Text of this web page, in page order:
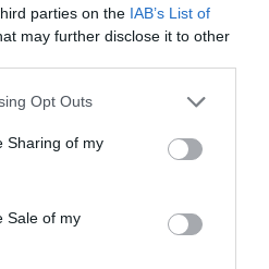
parties on the IAB’s List of
may further disclose it to other
app uses one or more Google
behaviour. You may click to
and its third-party tags to
purposes in below Google
Opt Outs
Sharing of my
Sale of my
—